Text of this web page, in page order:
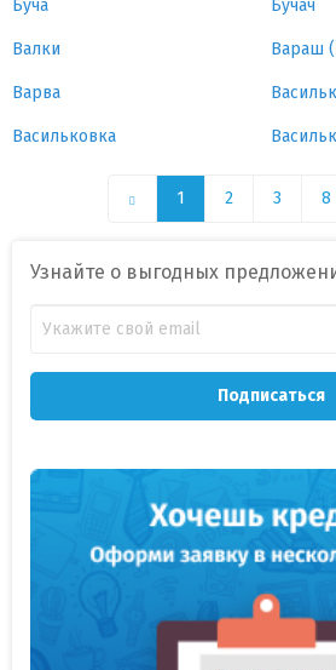
Буча Бучач
Валки Вараш
Варва
Васильковка
1 2 3 8
Узнайте о выгодных
Подписаться